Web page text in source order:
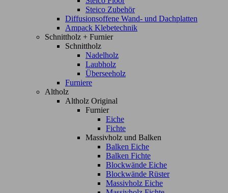
Steico Zubehör
Diffusionsoffene Wand- und Dachplatten
Ampack Klebetechnik
Schnittholz + Furnier
Schnittholz
Nadelholz
Laubholz
Überseeholz
Furniere
Altholz
Altholz Original
Furnier
Eiche
Fichte
Massivholz und Balken
Balken Eiche
Balken Fichte
Blockwände Eiche
Blockwände Rüster
Massivholz Eiche